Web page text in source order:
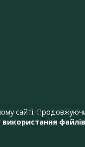
сайті.
використання